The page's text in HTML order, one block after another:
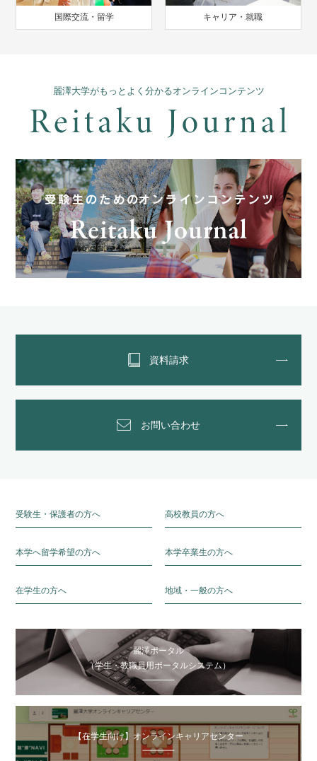
国際交流・留学 キャリア・就職
麗澤大学がもっとよく分かるオンラインコンテンツ
資料請求
お問い合わせ
受験生・保護者の方へ 高校教員の方へ
本学へ留学希望の方へ 本学卒業生の方へ
在学生の方へ 地域・一般の方へ
麗澤ポータル
（学生・教職員用ポータルシステム）
【在学生向け】オンラインキャリアセンター